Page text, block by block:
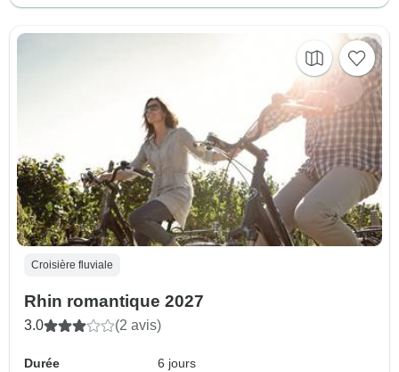
Croisière fluviale
Rhin romantique 2027
3.0 (2 avis)
Durée
6 jours